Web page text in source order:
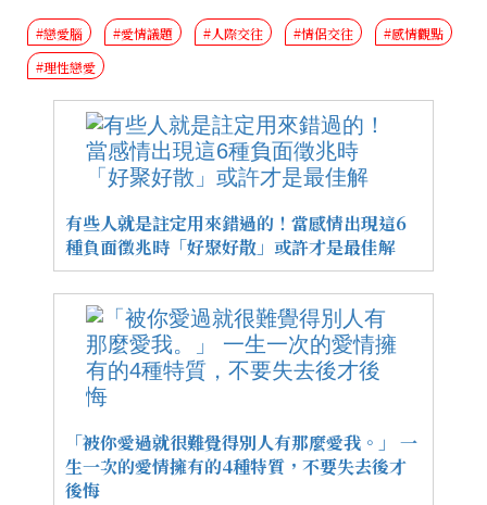
#戀愛腦 #愛情議題 #人際交往 #情侶交往
#感情觀點
#理性戀愛
有些人就是註定用來錯過的！當感情出現這6
種負面徵兆時「好聚好散」或許才是最佳解
「被你愛過就很難覺得別人有那麼愛我。」 一
生一次的愛情擁有的4種特質，不要失去後才
後悔